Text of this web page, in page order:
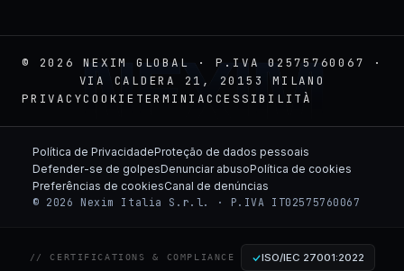
© 2026 NEXIM GLOBAL · P.IVA 02575760067 ·
VIA CALDERA 21, 20153 MILANO
PRIVACYCOOKIE TERMINI ACCESSIBILITÀ
NEXIM
Política de PrivacidadeProteção de dados pessoais
Defender-se de golpesDenunciar abusoPolítica de cookies
Preferências de cookiesCanal de denúncias
© 2026 Nexim Italia S.r.l. · P.IVA IT02575760067
// CERTIFICATIONS & COMPLIANCE ISO/IEC 27001:2022